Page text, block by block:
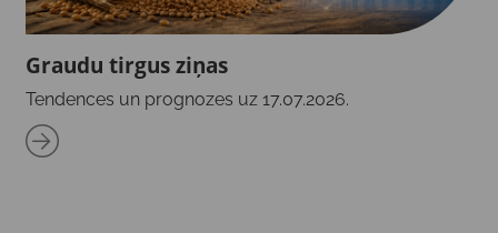
Graudu tirgus ziņas
Tendences un prognozes uz 17.07.2026.